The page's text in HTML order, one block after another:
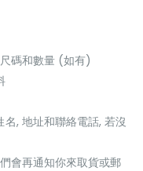
碼和數量 (如有)
, 地址和聯絡電話, 若沒
會再通知你來取貨或郵